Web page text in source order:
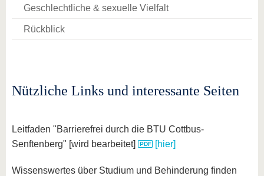
Geschlechtliche & sexuelle Vielfalt
Rückblick
Nützliche Links und interessante Seiten
Leitfaden "Barrierefrei durch die BTU Cottbus-
Senftenberg" [wird bearbeitet]
[hier]
Wissenswertes über Studium und Behinderung finden